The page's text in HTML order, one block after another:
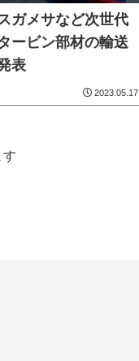
ガメサなど次世代
ービン部材の輸送
表
2023.05.17
す